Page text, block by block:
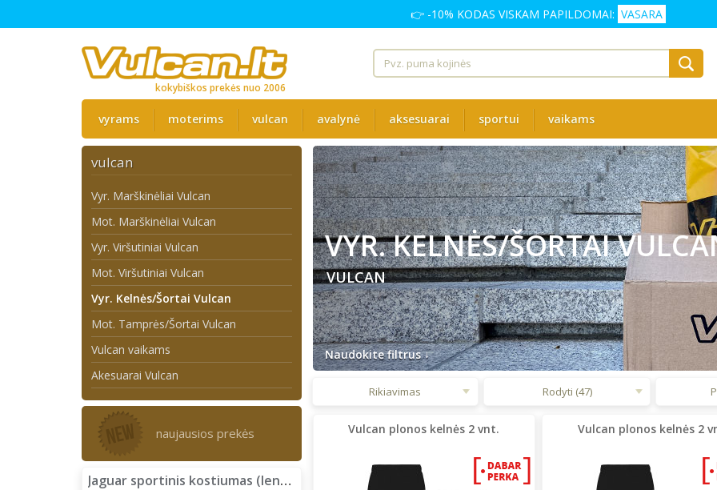
👉 -10% KODAS VISKAM PAPILDOMAI: VASARA
kokybiškos prekės nuo 2006
vyrams moterims vulcan avalynė aksesuarai sportui vaikams
vulcan
Vyr. Marškinėliai Vulcan
Mot. Marškinėliai Vulcan
Vyr. Viršutiniai Vulcan
Mot. Viršutiniai Vulcan
Vyr. Kelnės/Šortai Vulcan
Mot. Tamprės/Šortai Vulcan
Vulcan vaikams
Akesuarai Vulcan
naujausios prekės
Jaguar sportinis kostiumas (lengvas)
Naudokite filtrus↓
VYR. KELNĖS/ŠORTAI
VULCAN
Rikiavimas Rodyti (47)
Vulcan plonos kelnės 2 vnt. Vulcan plonos kelnės 2